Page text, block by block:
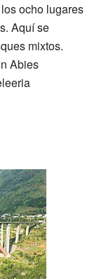
ocho lugares
Aquí se
mixtos.
Abies